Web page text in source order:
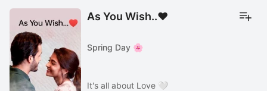
As You Wish..♥️
Spring Day 🌸
It's all about Love 🤍